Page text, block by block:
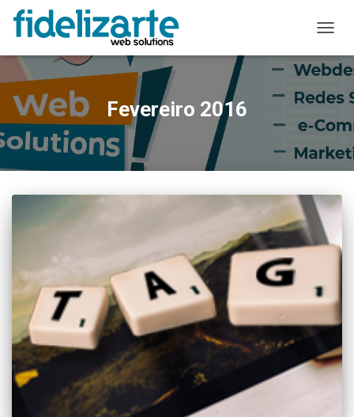
A
Fevereiro 2016